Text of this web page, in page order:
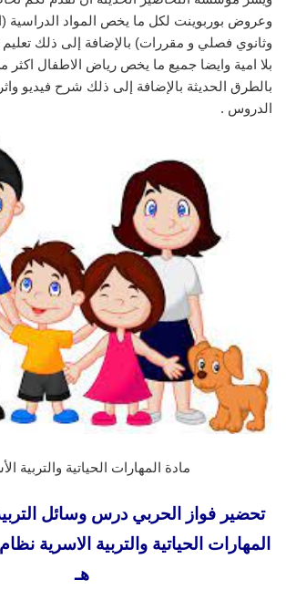
وعروض بوربوينت لكل ما يخص المواد الدراسية
وثانوي فصلي و مقررات) بالإضافة إلى ذلك تعليم
بلا امية وايضا جميع ما يخص رياض الاطفال اكثر
بالطرق الحديثة بالإضافة إلى ذلك شرح فيديو
الدروس .
مادة المهارات الحياتية والتربية
تحضير فواز الحربي درس وسائل
هـ